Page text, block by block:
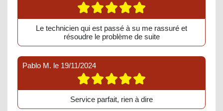
Le technicien qui est passé à su me rassuré et
résoudre le problème de suite
Pablo M. le 19/11/2024
Service parfait, rien à dire